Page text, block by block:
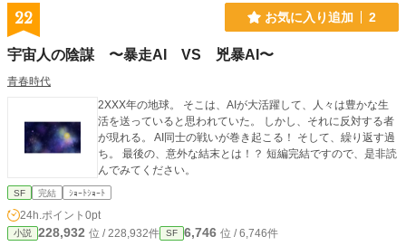
22 お気に入り追加 2
宇宙人の陰謀 〜暴走AI VS 兇暴AI〜
青春時代
2XXX年の地球。 そこは、AIが大活躍して、人々は豊かな生
活を送っていると思われていた。 しかし、それに反対する者
が現れる。 AI同士の戦いが巻き起こる！ そして、繰り返す過
ち。 最後の、意外な結末とは！？ 短編完結ですので、是非読
んでみてください。
SF 完結 ｼｮｰﾄｼｮｰﾄ
24h.ポイント 0pt
小説 228,932 位 / 228,932件 SF 6,746 位 / 6,746件